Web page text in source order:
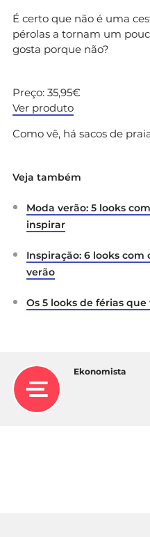
É certo que não é uma
pérolas a tornam um
gosta porque não?
Preço: 35,95€
Ver produto
Como vê, há sacos de
Veja também
Moda verão: 5 looks
inspirar
Inspiração: 6 looks
verão
Os 5 looks de férias
Ekonomista